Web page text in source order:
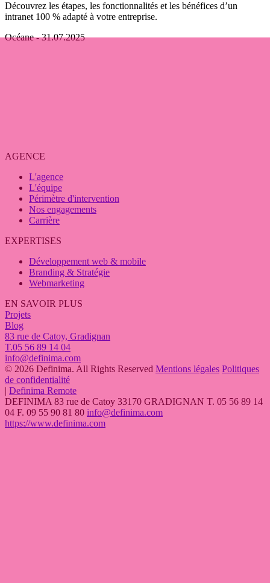
Découvrez les étapes, les fonctionnalités et les bénéfices d’un
intranet 100 % adapté à votre entreprise.
Océane- 31.07.2025
AGENCE
L'agence
L'équipe
Périmètre d'intervention
Nos engagements
Carrière
EXPERTISES
Développement web & mobile
Branding & Stratégie
Webmarketing
EN SAVOIR PLUS
Projets
Blog
83 rue de Catoy, Gradignan
T.05 56 89 14 04
info@definima.com
© 2026 Definima. All Rights Reserved Mentions légales Politiques
de confidentialité
| Definima Remote
DEFINIMA 83 rue de Catoy 33170 GRADIGNAN T. 05 56 89 14
04 F. 09 55 90 81 80 info@definima.com
https://www.definima.com